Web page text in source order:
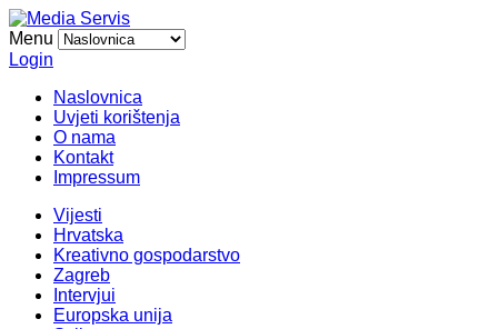
Menu
Login
Naslovnica
Uvjeti korištenja
O nama
Kontakt
Impressum
Vijesti
Hrvatska
Kreativno gospodarstvo
Zagreb
Intervjui
Europska unija